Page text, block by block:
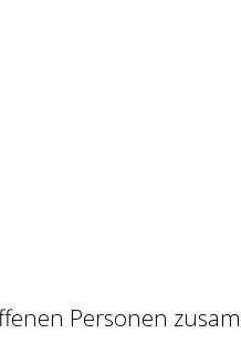
Personen